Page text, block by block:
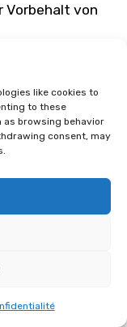
like cookies to
to these
browsing behavior
consent, may
Vorbehalt von
Chendi